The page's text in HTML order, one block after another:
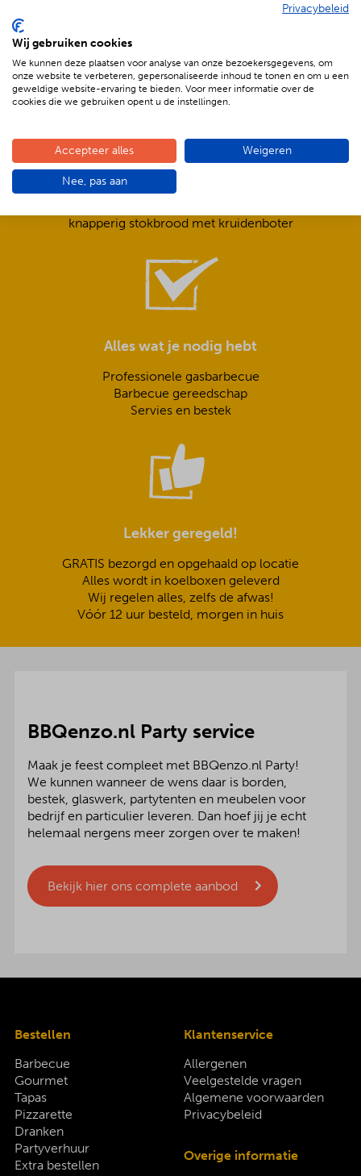
Compleet is ook écht compleet!
Frisse salades,
knapperig stokbrood met kruidenboter
Alles wat je nodig hebt
Professionele gasbarbecue
Barbecue gereedschap
Servies en bestek
Lekker geregeld!
GRATIS bezorgd en opgehaald op locatie
Alles wordt in koelboxen geleverd
Wij regelen alles, zelfs de afwas!
Vóór 12 uur besteld, morgen in huis
BBQenzo.nl Party service
Maak je feest compleet met BBQenzo.nl Party!
We kunnen wanneer de wens daar is borden,
bestek, glaswerk, partytenten en meubelen voor
bedrijf en particulier leveren. Dan hoef jij je echt
helemaal nergens meer zorgen over te maken!
Bekijk hier ons complete aanbod
Bestellen
Barbecue
Gourmet
Tapas
Pizzarette
Dranken
Partyverhuur
Extra bestellen
Klantenservice
Allergenen
Veelgestelde vragen
Algemene voorwaarden
Privacybeleid
Overige informatie
Privacybeleid
Wij gebruiken cookies
We kunnen deze plaatsen voor analyse van onze bezoekersgegevens, om
onze website te verbeteren, gepersonaliseerde inhoud te tonen en om u een
geweldige website-ervaring te bieden. Voor meer informatie over de
cookies die we gebruiken opent u de instellingen.
Accepteer alles Weigeren
Nee, pas aan